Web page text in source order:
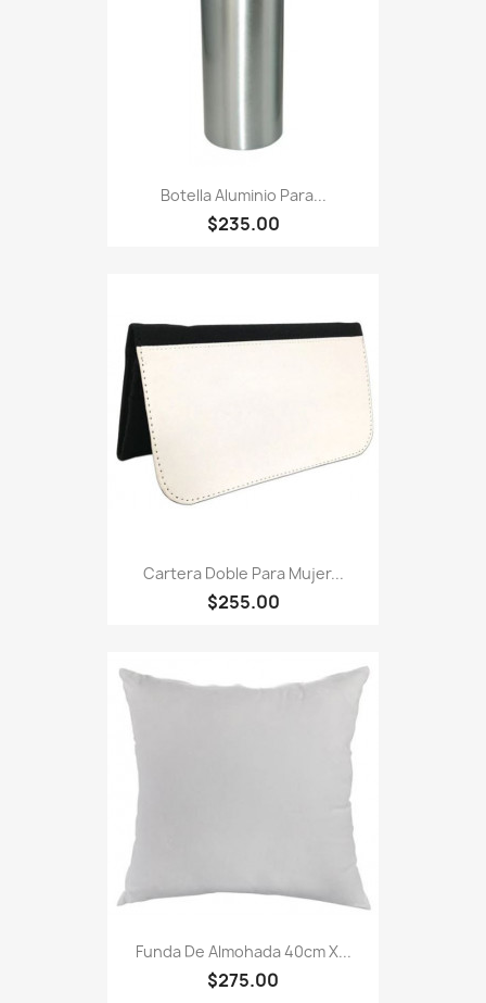
Botella Aluminio Para...
$235.00
Cartera Doble Para Mujer...
$255.00
Funda De Almohada 40cm X...
$275.00